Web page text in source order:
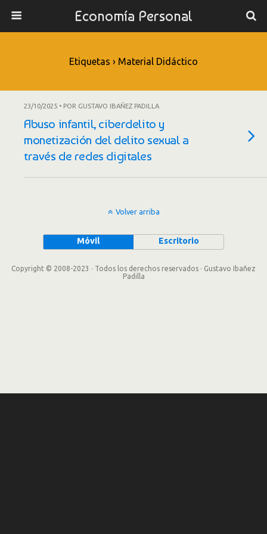
Economía Personal
Etiquetas › Material Didáctico
23/10/2025 • POR GUSTAVO IBAÑEZ PADILLA
Abuso infantil, ciberdelito y
monetización del delito sexual a
través de redes digitales
Volver arriba
Móvil Escritorio
Copyright © 2008-2023 · Todos los derechos reservados · Gustavo Ibañez
Padilla